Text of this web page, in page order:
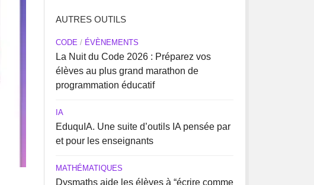
AUTRES OUTILS
CODE/ ÉVÈNEMENTS
La Nuit du Code 2026 : Préparez vos
élèves au plus grand marathon de
programmation éducatif
IA
EduquIA. Une suite d’outils IA pensée par
et pour les enseignants
MATHÉMATIQUES
Dysmaths aide les élèves à “écrire comme